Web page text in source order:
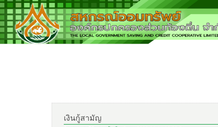
เงินกู้สามัญ